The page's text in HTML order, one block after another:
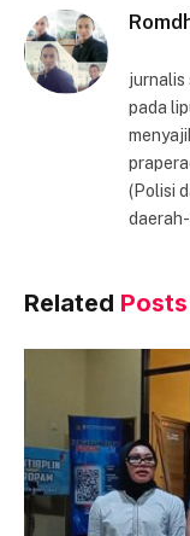
jurnalis
pada
(Polisi
Related Posts